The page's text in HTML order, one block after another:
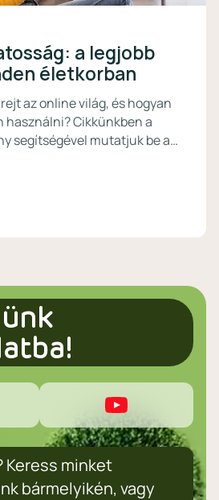
a legjobb
életkorban
az online világ, és hogyan
Cikkünkben a
segítségével mutatjuk be a
legfontosabb
Keress minket
bármelyikén, vagy